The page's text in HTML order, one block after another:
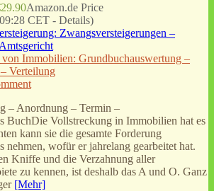
Amazon.de Price
CET - Details)
Immobilien: Grundbuchauswertung –
Verteilung
– Anordnung – Termin –
BuchDie Vollstreckung in Immobilien hat es
kann sie die gesamte Forderung
nehmen, wofür er jahrelang gearbeitet hat.
Kniffe und die Verzahnung aller
zu kennen, ist deshalb das A und O. Ganz
[Mehr]